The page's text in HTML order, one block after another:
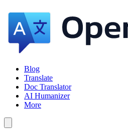
Blog
Translate
Doc Translator
AI Humanizer
More